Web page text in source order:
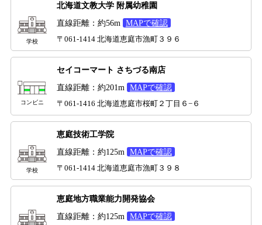
学校
北海道文教大学 附属幼稚園
直線距離：約56m MAPで確認
〒061-1414 北海道恵庭市漁町３９６
コンビニ
セイコーマート さちづる南店
直線距離：約201m MAPで確認
〒061-1416 北海道恵庭市桜町２丁目６−６
学校
恵庭技術工学院
直線距離：約125m MAPで確認
〒061-1414 北海道恵庭市漁町３９８
恵庭地方職業能力開発協会
直線距離：約125m MAPで確認